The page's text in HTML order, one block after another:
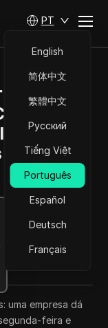
PT
English
简体中文
繁體中文
Русский
Tiếng Việt
Português
Español
Deutsch
Français
Google
e
em
uma empresa dá
feira e